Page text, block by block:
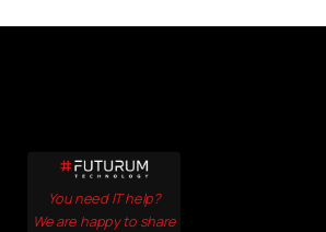
You need IT help?
We are happy to share